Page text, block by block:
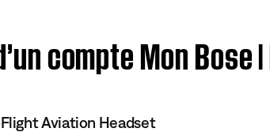
compte Mon
Aviation Headset